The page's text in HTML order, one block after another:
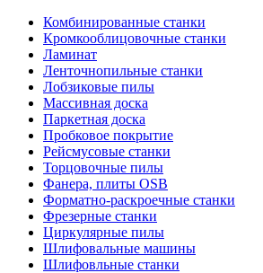
Комбинированные станки
Кромкооблицовочные станки
Ламинат
Ленточнопильные станки
Лобзиковые пилы
Массивная доска
Паркетная доска
Пробковое покрытие
Рейсмусовые станки
Торцовочные пилы
Фанера, плиты OSB
Форматно-раскроечные станки
Фрезерные станки
Циркулярные пилы
Шлифовальные машины
Шлифовльные станки